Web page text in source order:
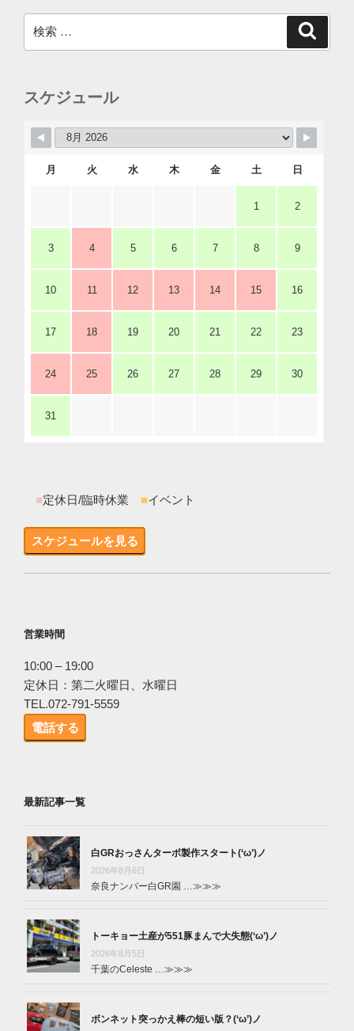
索:
スケジュール
月 火 水 木 金 土 日
1 2
3 4 5 6 7 8 9
10 11 12 13 14 15 16
17 18 19 20 21 22 23
24 25 26 27 28 29 30
31
■定休日/臨時休業 ■イベント
スケジュールを見る
営業時間
10:00 – 19:00
定休日：第二火曜日、水曜日
TEL.072-791-5559
電話する
最新記事一覧
白GRおっさんターボ製作スタート(‘ω’)ノ
2026年8月6日
奈良ナンバー白GR園 …≫≫≫
トーキョー土産が551豚まんで大失態(‘ω’)ノ
2026年8月5日
千葉のCeleste …≫≫≫
ボンネット突っかえ棒の短い版？(‘ω’)ノ